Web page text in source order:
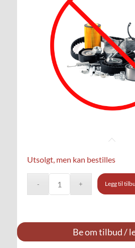
Utsolgt, men kan bestilles
Legg til
Be om tilbud /